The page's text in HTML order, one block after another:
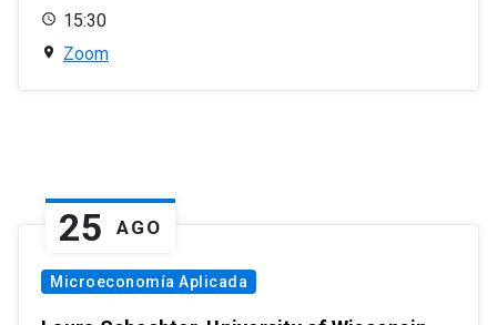
15:30
Zoom
25 AGO
Microeconomía Aplicada